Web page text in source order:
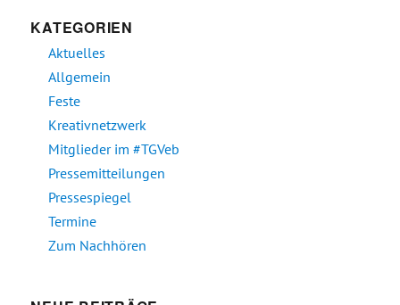
KATEGORIEN
Aktuelles
Allgemein
Feste
Kreativnetzwerk
Mitglieder im #TGVeb
Pressemitteilungen
Pressespiegel
Termine
Zum Nachhören